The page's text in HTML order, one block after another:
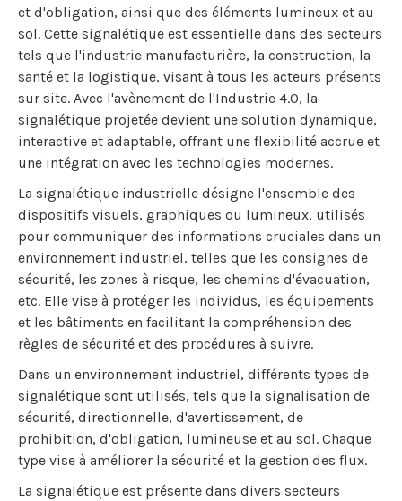
et d'obligation, ainsi que des éléments lumineux et au
sol. Cette signalétique est essentielle dans des secteurs
tels que l'industrie manufacturière, la construction, la
santé et la logistique, visant à tous les acteurs présents
sur site. Avec l'avènement de l'Industrie 4.0, la
signalétique projetée devient une solution dynamique,
interactive et adaptable, offrant une flexibilité accrue et
une intégration avec les technologies modernes.
La signalétique industrielle désigne l'ensemble des
dispositifs visuels, graphiques ou lumineux, utilisés
pour communiquer des informations cruciales dans un
environnement industriel, telles que les consignes de
sécurité, les zones à risque, les chemins d'évacuation,
etc. Elle vise à protéger les individus, les équipements
et les bâtiments en facilitant la compréhension des
règles de sécurité et des procédures à suivre.
Dans un environnement industriel, différents types de
signalétique sont utilisés, tels que la signalisation de
sécurité, directionnelle, d'avertissement, de
prohibition, d'obligation, lumineuse et au sol. Chaque
type vise à améliorer la sécurité et la gestion des flux.
La signalétique est présente dans divers secteurs